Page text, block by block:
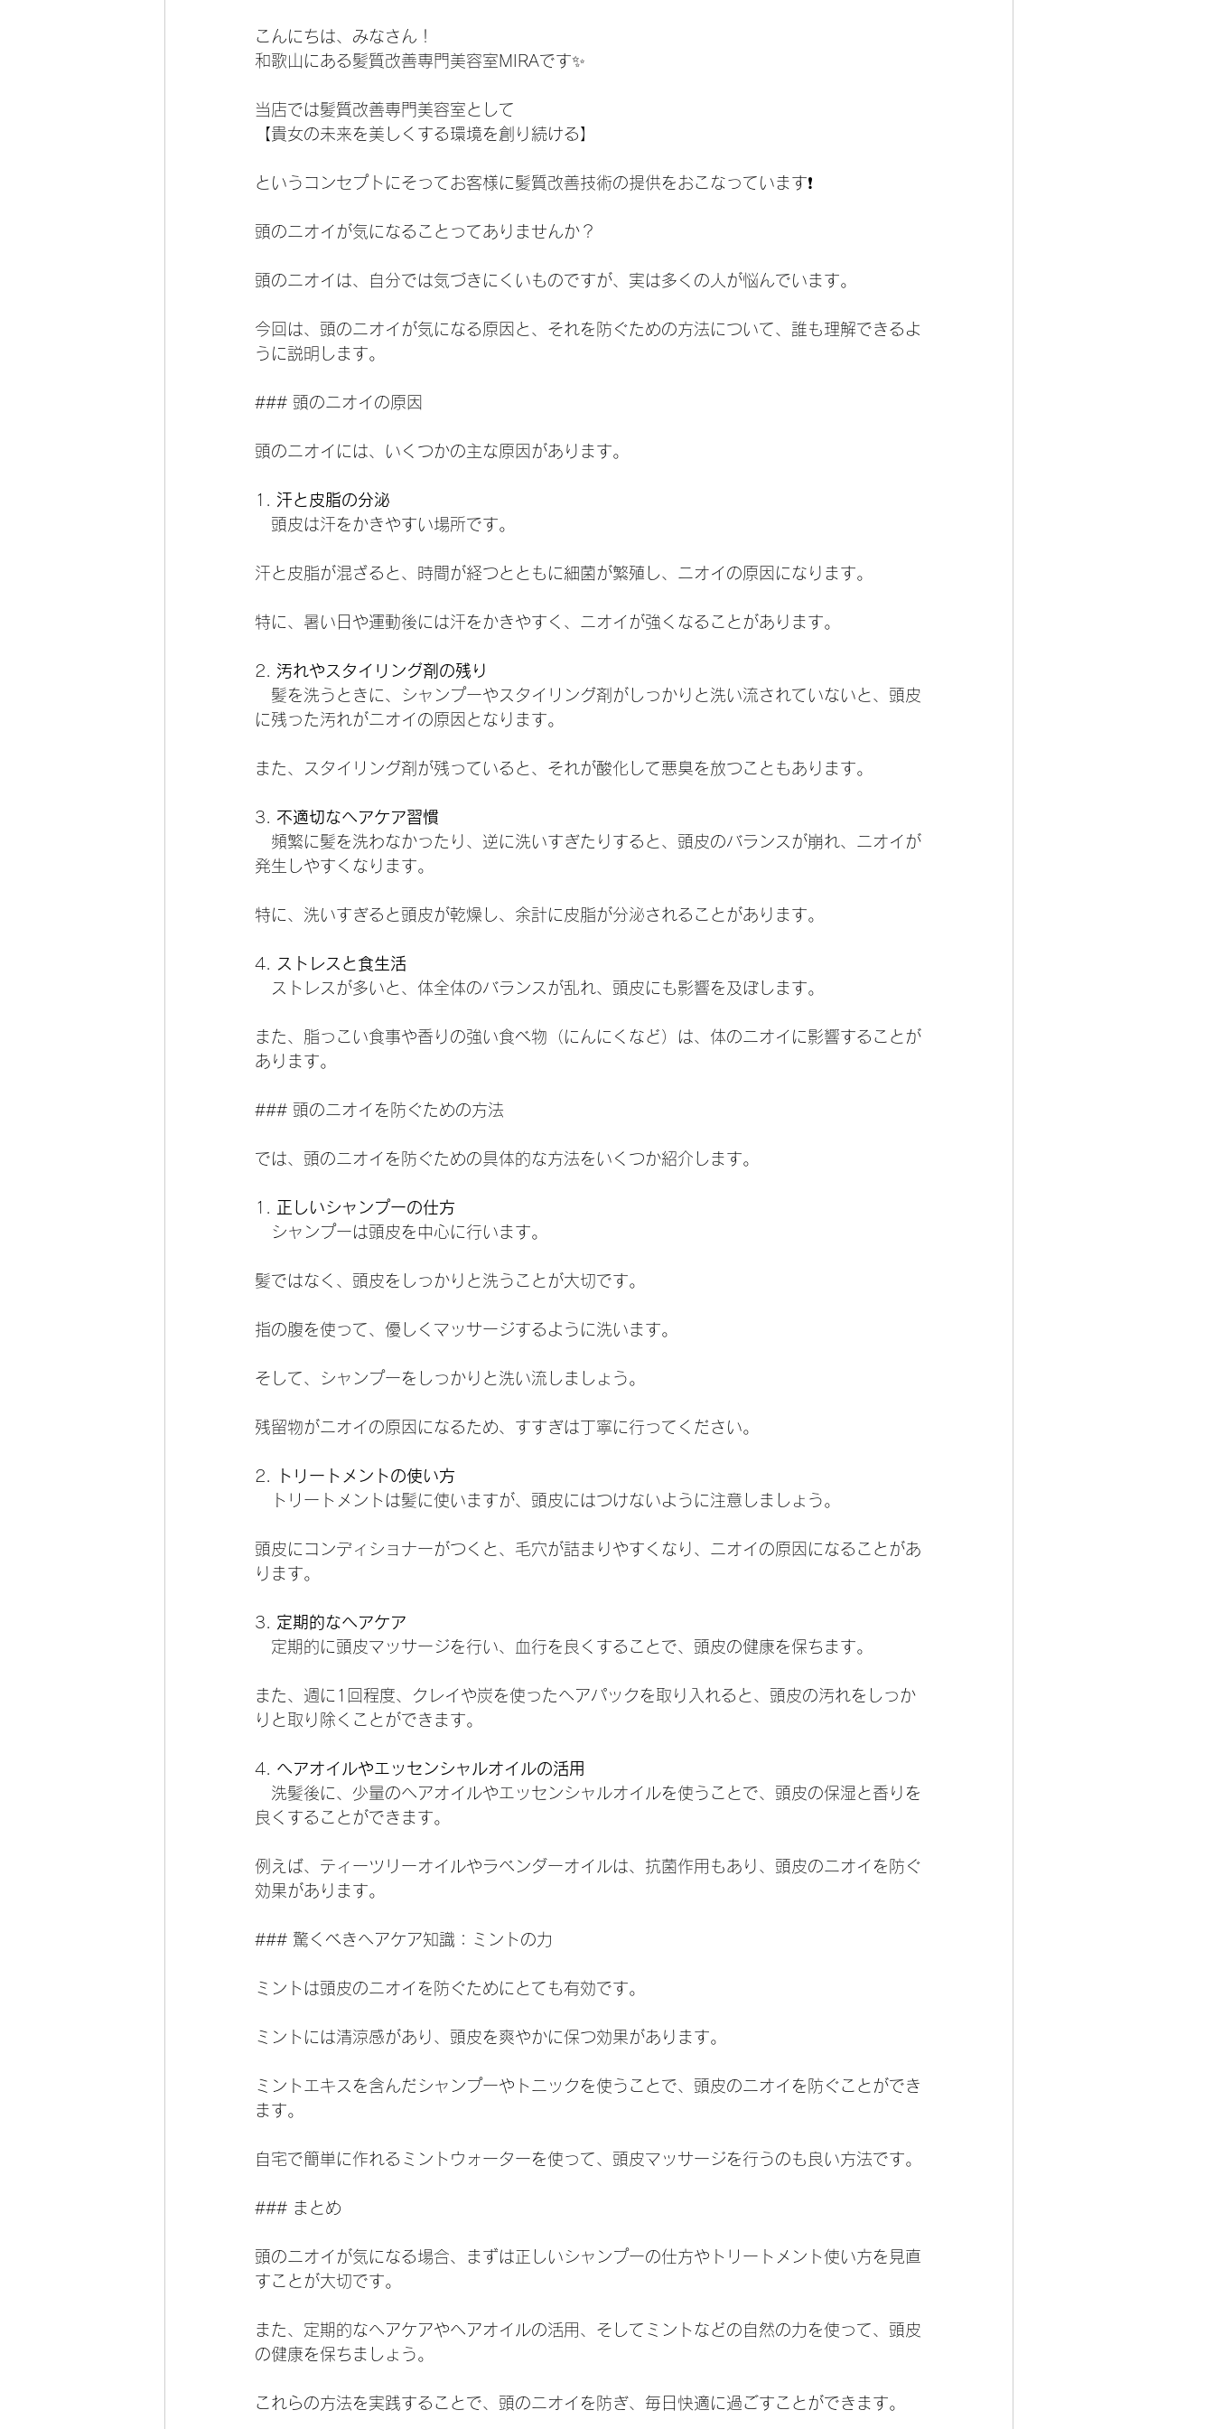
こんにちは、みなさん！
和歌山にある髪質改善専門美容室MIRAです✨
当店では髪質改善専門美容室として
【貴女の未来を美しくする環境を創り続ける】
というコンセプトにそってお客様に髪質改善技術の提供をおこなっています❗️
頭のニオイが気になることってありませんか？
頭のニオイは、自分では気づきにくいものですが、実は多くの人が悩んでいます。
今回は、頭のニオイが気になる原因と、それを防ぐための方法について、誰も理解できるよ
うに説明します。
### 頭のニオイの原因
頭のニオイには、いくつかの主な原因があります。
1. 汗と皮脂の分泌
頭皮は汗をかきやすい場所です。
汗と皮脂が混ざると、時間が経つとともに細菌が繁殖し、ニオイの原因になります。
特に、暑い日や運動後には汗をかきやすく、ニオイが強くなることがあります。
2. 汚れやスタイリング剤の残り
髪を洗うときに、シャンプーやスタイリング剤がしっかりと洗い流されていないと、頭皮
に残った汚れがニオイの原因となります。
また、スタイリング剤が残っていると、それが酸化して悪臭を放つこともあります。
3. 不適切なヘアケア習慣
頻繁に髪を洗わなかったり、逆に洗いすぎたりすると、頭皮のバランスが崩れ、ニオイが
発生しやすくなります。
特に、洗いすぎると頭皮が乾燥し、余計に皮脂が分泌されることがあります。
4.
ストレスと食生活
ストレスが多いと、体全体のバランスが乱れ、頭皮にも影響を及ぼします。
また、脂っこい食事や香りの強い食べ物（にんにくなど）は、体のニオイに影響することが
あります。
### 頭のニオイを防ぐための方法
では、頭のニオイを防ぐための具体的な方法をいくつか紹介します。
1.
正しいシャンプーの仕方
シャンプーは頭皮を中心に行います。
髪ではなく、頭皮をしっかりと洗うことが大切です。
指の腹を使って、優しくマッサージするように洗います。
そして、シャンプーをしっかりと洗い流しましょう。
残留物がニオイの原因になるため、すすぎは丁寧に行ってください。
2.
トリートメントの使い方
トリートメントは髪に使いますが、頭皮にはつけないように注意しましょう。
頭皮にコンディショナーがつくと、毛穴が詰まりやすくなり、ニオイの原因になることがあ
ります。
3. 定期的なヘアケア
定期的に頭皮マッサージを行い、血行を良くすることで、頭皮の健康を保ちます。
また、週に1回程度、クレイや炭を使ったヘアパックを取り入れると、頭皮の汚れをしっか
りと取り除くことができます。
4. ヘアオイルやエッセンシャルオイルの活用
洗髪後に、少量のヘアオイルやエッセンシャルオイルを使うことで、頭皮の保湿と香りを
良くすることができます。
例えば、ティーツリーオイルやラベンダーオイルは、抗菌作用もあり、頭皮のニオイを防ぐ
効果があります。
### 驚くべきヘアケア知識：ミントの力
ミントは頭皮のニオイを防ぐためにとても有効です。
ミントには清涼感があり、頭皮を爽やかに保つ効果があります。
ミントエキスを含んだシャンプーやトニックを使うことで、頭皮のニオイを防ぐことができ
ます。
自宅で簡単に作れるミントウォーターを使って、頭皮マッサージを行うのも良い方法です。
### まとめ
頭のニオイが気になる場合、まずは正しいシャンプーの仕方やトリートメント使い方を見直
すことが大切です。
また、定期的なヘアケアやヘアオイルの活用、そしてミントなどの自然の力を使って、頭皮
の健康を保ちましょう。
これらの方法を実践することで、頭のニオイを防ぎ、毎日快適に過ごすことができます。